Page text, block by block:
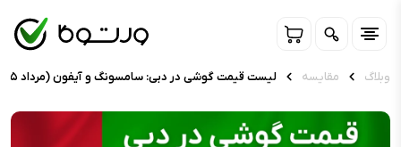
وبلاگ مقایسه لیست قیمت گوشی در دبی: سامسونگ و آیفون (مرداد ۱۴۰۵)